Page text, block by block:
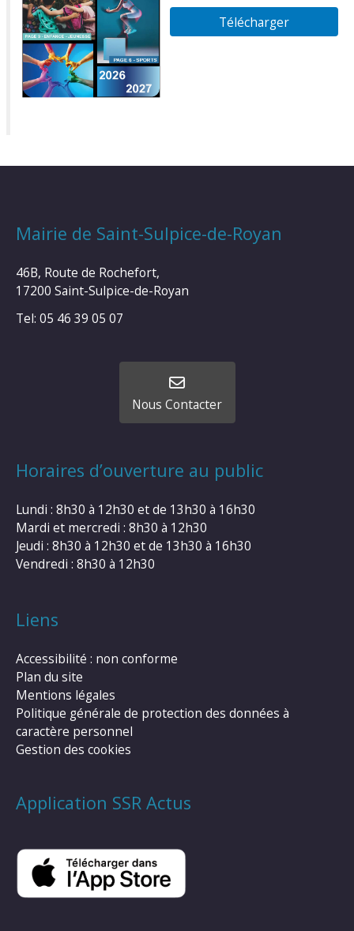
Télécharger
Mairie de Saint-Sulpice-de-Royan
46B, Route de Rochefort,
17200 Saint-Sulpice-de-Royan
Tel: 05 46 39 05 07
Nous Contacter
Horaires d’ouverture au public
Lundi : 8h30 à 12h30 et de 13h30 à 16h30
Mardi et mercredi : 8h30 à 12h30
Jeudi : 8h30 à 12h30 et de 13h30 à 16h30
Vendredi : 8h30 à 12h30
Liens
Accessibilité : non conforme
Plan du site
Mentions légales
Politique générale de protection des données à
caractère personnel
Gestion des cookies
Application SSR Actus